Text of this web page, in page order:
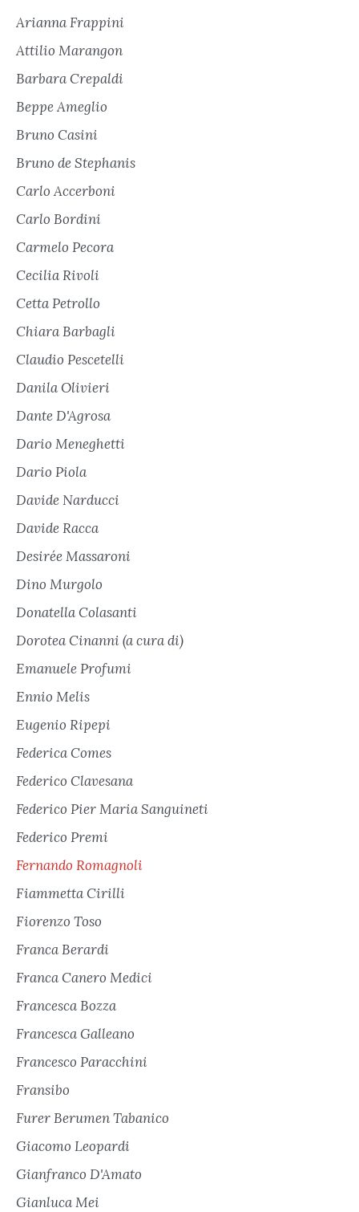
Arianna Frappini
Attilio Marangon
Barbara Crepaldi
Beppe Ameglio
Bruno Casini
Bruno de Stephanis
Carlo Accerboni
Carlo Bordini
Carmelo Pecora
Cecilia Rivoli
Cetta Petrollo
Chiara Barbagli
Claudio Pescetelli
Danila Olivieri
Dante D'Agrosa
Dario Meneghetti
Dario Piola
Davide Narducci
Davide Racca
Desirée Massaroni
Dino Murgolo
Donatella Colasanti
Dorotea Cinanni (a cura di)
Emanuele Profumi
Ennio Melis
Eugenio Ripepi
Federica Comes
Federico Clavesana
Federico Pier Maria Sanguineti
Federico Premi
Fernando Romagnoli
Fiammetta Cirilli
Fiorenzo Toso
Franca Berardi
Franca Canero Medici
Francesca Bozza
Francesca Galleano
Francesco Paracchini
Fransibo
Furer Berumen Tabanico
Giacomo Leopardi
Gianfranco D'Amato
Gianluca Mei